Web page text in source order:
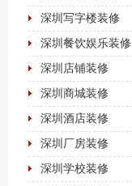
深圳写字楼装修
深圳餐饮娱乐装修
深圳店铺装修
深圳商城装修
深圳酒店装修
深圳厂房装修
深圳学校装修